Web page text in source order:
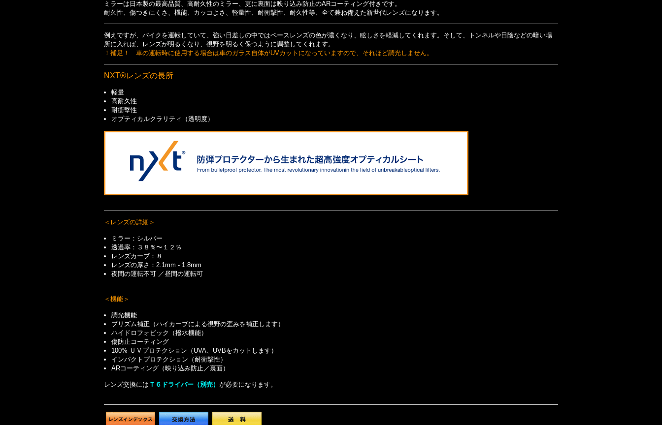
ミラーは日本製の最高品質、高耐久性のミラー、更に裏面は映り込み防止のARコーティング付きです。
耐久性、傷つきにくさ、機能、カッコよさ、軽量性、耐衝撃性、耐久性等、全て兼ね備えた新世代レンズになります。
例えですが、バイクを運転していて、強い日差しの中ではベースレンズの色が濃くなり、眩しさを軽減してくれます。そして、トンネルや日陰などの暗い場
所に入れば、レンズが明るくなり、視野を明るく保つように調整してくれます。
！補足！ 車の運転時に使用する場合は車のガラス自体がUVカットになっていますので、それほど調光しません。
NXT®レンズの長所
軽量
高耐久性
耐衝撃性
オプティカルクラリティ（透明度）
＜レンズの詳細＞
ミラー：シルバー
透過率：３８％〜１２％
レンズカーブ：８
レンズの厚さ：2.1mm - 1.8mm
夜間の運転不可 ／昼間の運転可
＜機能＞
調光機能
プリズム補正（ハイカーブによる視野の歪みを補正します）
ハイドロフォビック（撥水機能）
傷防止コーティング
100% ＵＶプロテクション（UVA、UVBをカットします）
インパクトプロテクション（耐衝撃性）
ARコーティング（映り込み防止／裏面）
レンズ交換には Ｔ６ドライバー（別売） が必要になります。